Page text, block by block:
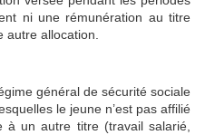
ni une rémunération au titre
allocation.
général de sécurité sociale
le jeune n’est pas affilié
un autre titre (travail salarié,